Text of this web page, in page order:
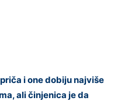
i one dobiju najviše
ali činjenica je da